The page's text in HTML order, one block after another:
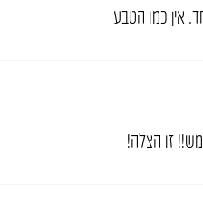
אין כמו הטבע
זו הצלה!